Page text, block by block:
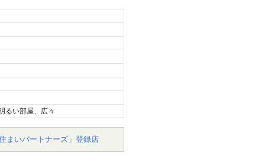
るい部屋、広々
まいパートナーズ」登録店